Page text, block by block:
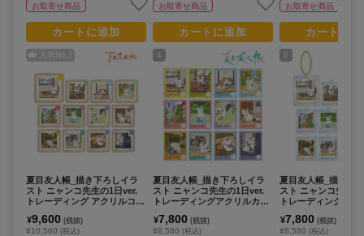
お取寄せ商品
カートに追加
人気No. 2
夏目友人帳_描き下ろしイラ
スト ニャンコ先生の1日ver.
トレーディング アクリルコー
ートBOX】
¥9,600 (税抜)
¥10,560 (税込)
お取寄せ商品
カートに追加
4
夏目友人帳_描き下ろしイラ
スト ニャンコ先生の1日ver.
トレーディングアクリルカー
BOX/12パック⼊り】
¥7,800 (税抜)
¥8,580 (税込)
お取寄せ商品
カートに
6
夏目友人帳_描き下
スト ニャンコ先生
トレーディングアク
リートBOX】
¥7,800 (税抜)
¥8,580 (税込)